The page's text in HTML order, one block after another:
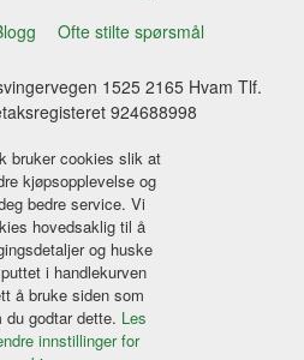
Ofte stilte spørsmål
1525 2165 Hvam Tlf.
924688998
bruker cookies slik at
kjøpsopplevelse og
bedre service. Vi
hovedsaklig til å
og huske
i handlekurven
å bruke siden som
du godtar dette. Les
innstillinger for